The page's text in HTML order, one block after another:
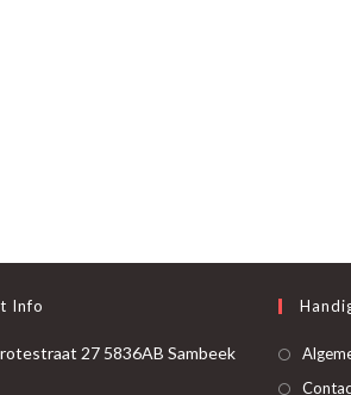
Info
27 5836AB Sambeek